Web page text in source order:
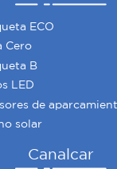
ECO
Cero
B
LED
de
solar
Canalcar